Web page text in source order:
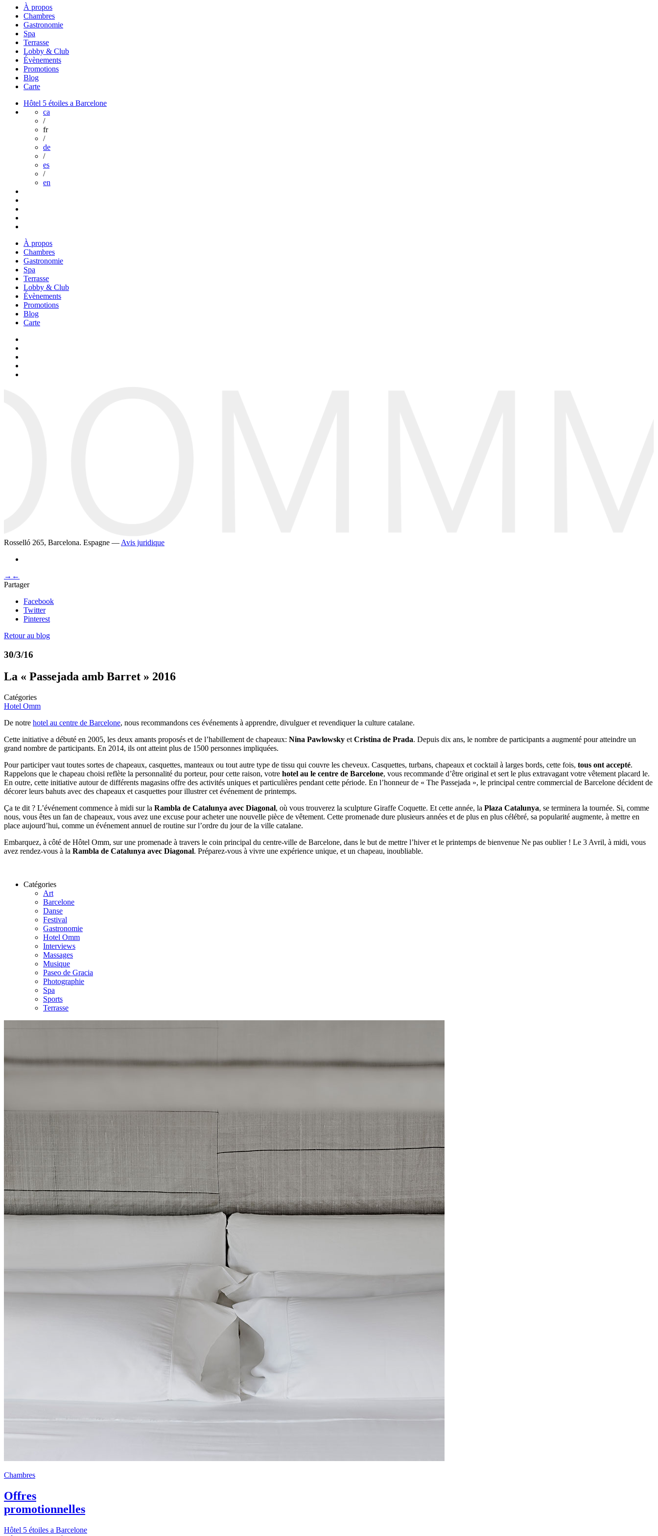
À propos
Chambres
Gastronomie
Spa
Terrasse
Lobby & Club
Évènements
Promotions
Blog
Carte
Hôtel 5 étoiles a Barcelone
ca
/
fr
/
de
/
es
/
en
À propos
Chambres
Gastronomie
Spa
Terrasse
Lobby & Club
Évènements
Promotions
Blog
Carte
Rosselló 265, Barcelona. Espagne — Avis juridique
→ ←
Partager
Facebook
Twitter
Pinterest
Retour au blog
30/3/16
La « Passejada amb Barret » 2016
Catégories
Hotel Omm
De notre hotel au centre de Barcelone, nous recommandons ces événements à apprendre, divulguer et revendiquer la culture catalane.
Cette initiative a débuté en 2005, les deux amants proposés et de l’habillement de chapeaux: Nina Pawlowsky et Cristina de Prada. Depuis dix ans, le nombre de participants a augmenté pour atteindre un
grand nombre de participants. En 2014, ils ont atteint plus de 1500 personnes impliquées.
Pour participer vaut toutes sortes de chapeaux, casquettes, manteaux ou tout autre type de tissu qui couvre les cheveux. Casquettes, turbans, chapeaux et cocktail à larges bords, cette fois, tous ont accepté.
Rappelons que le chapeau choisi reflète la personnalité du porteur, pour cette raison, votre hotel au le centre de Barcelone, vous recommande d’être original et sert le plus extravagant votre vêtement placard le.
En outre, cette initiative autour de différents magasins offre des activités uniques et particulières pendant cette période. En l’honneur de « The Passejada », le principal centre commercial de Barcelone décident de
décorer leurs bahuts avec des chapeaux et casquettes pour illustrer cet événement de printemps.
Ça te dit ? L’événement commence à midi sur la Rambla de Catalunya avec Diagonal, où vous trouverez la sculpture Giraffe Coquette. Et cette année, la Plaza Catalunya, se terminera la tournée. Si, comme
nous, vous êtes un fan de chapeaux, vous avez une excuse pour acheter une nouvelle pièce de vêtement. Cette promenade dure plusieurs années et de plus en plus célébré, sa popularité augmente, à mettre en
place aujourd’hui, comme un événement annuel de routine sur l’ordre du jour de la ville catalane.
Embarquez, à côté de Hôtel Omm, sur une promenade à travers le coin principal du centre-ville de Barcelone, dans le but de mettre l’hiver et le printemps de bienvenue Ne pas oublier ! Le 3 Avril, à midi, vous
avez rendez-vous à la Rambla de Catalunya avec Diagonal. Préparez-vous à vivre une expérience unique, et un chapeau, inoubliable.
Catégories
Art
Barcelone
Danse
Festival
Gastronomie
Hotel Omm
Interviews
Massages
Musique
Paseo de Gracia
Photographie
Spa
Sports
Terrasse
Chambres
Offres
promotionnelles
Hôtel 5 étoiles a Barcelone